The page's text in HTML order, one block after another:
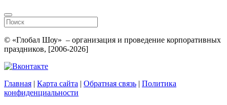
© «Глобал Шоу» – организация и проведение корпоративных
праздников, [2006-2026]
Главная | Карта сайта | Обратная связь | Политика
конфиденциальности